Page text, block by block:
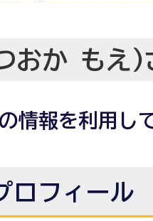
おか もえ)
情報を利用し
ロフィール